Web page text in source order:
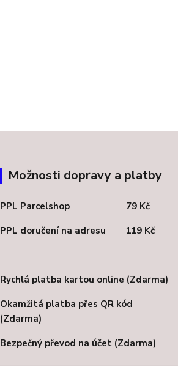
Možnosti dopravy a platby
PPL Parcelshop 79 Kč
PPL doručení na adresu 119 Kč
Rychlá platba kartou online (Zdarma)
Okamžitá platba přes QR kód
(Zdarma)
Bezpečný převod na účet (Zdarma)